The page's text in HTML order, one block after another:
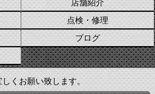
店舗紹介
点検・修理
ブログ
くお願い致します。